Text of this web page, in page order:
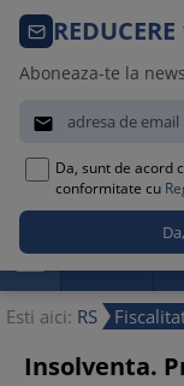
Comanda
 Promotii
Esti aici: RS
Aboneaza-te la

Da, sunt de acord
conformitate cu
Insolventa.